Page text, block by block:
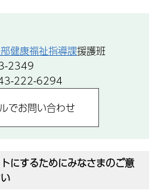
健康福祉指導課援護班
2349
222-6294
にするためにみなさまのご意